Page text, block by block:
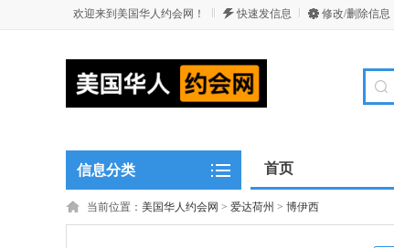
欢迎来到美国华人约会网！ 快速发信息 修改/删除信息
信息分类 首页
当前位置： 美国华人约会网 > 爱达荷州 > 博伊西